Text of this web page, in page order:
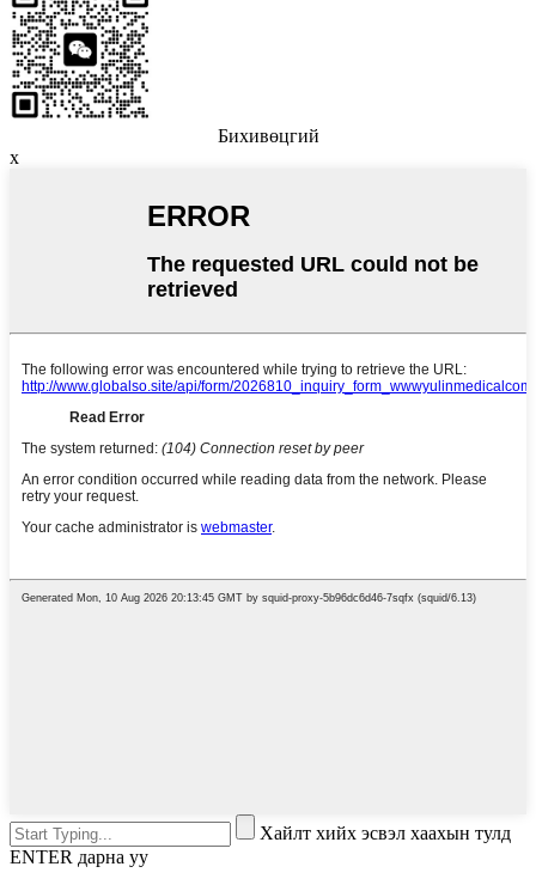
Бихивөцгий
x
Хайлт хийх эсвэл хаахын тулд
ENTER дарна уу